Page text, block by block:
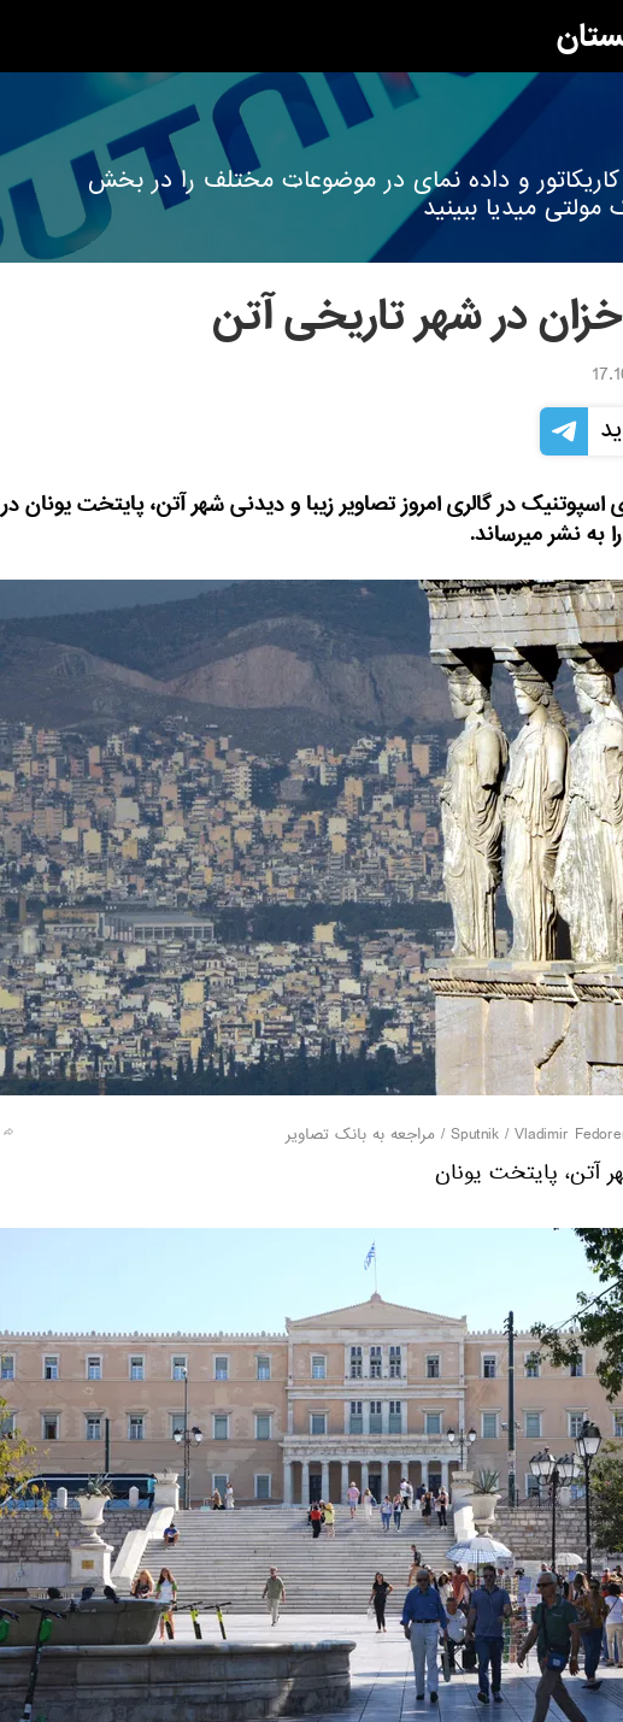
و داده نمای در موضوعات مختلف را در بخش
میدیا ببینید
در شهر تاریخی آتن
در گالری امروز تصاویر زیبا و دیدنی شهر آتن، پایتخت یونان در
به نشر میرساند.
/ مراجعه به بانک تصاویر
آتن، پایتخت یونان